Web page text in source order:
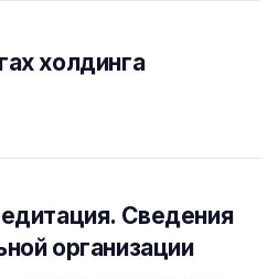
холдинга
Cведения
организации